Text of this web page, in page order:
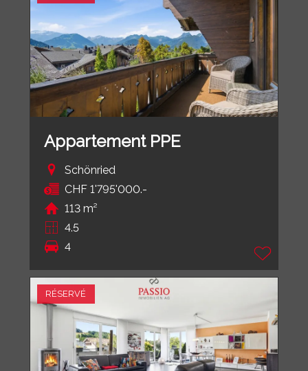
Appartement PPE
Schönried
CHF 1'795'000.-
113 m²
4.5
4
RÉSERVÉ